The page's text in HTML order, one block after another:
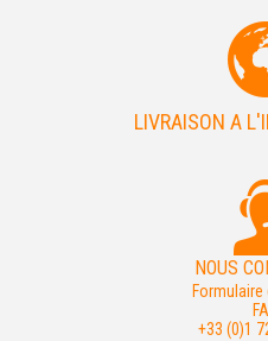
LIVRAISON A
NOUS
+33 (0)1